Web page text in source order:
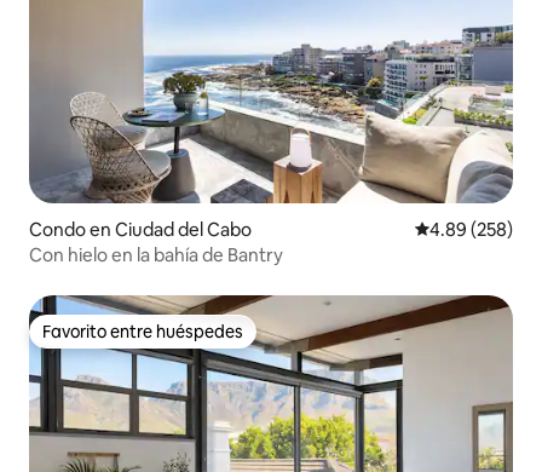
Condo en Ciudad del Cabo Calificación
4.89 (258)
Con hielo en la bahía de Bantry
Favorito entre huéspedes
Favorito entre huéspedes